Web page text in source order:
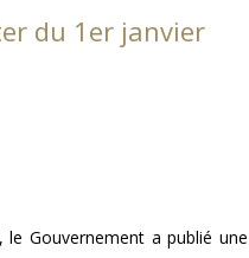
du 1er janvier
Gouvernement a publié une